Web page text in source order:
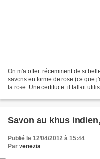
On m'a offert récemment de si
savons en forme de rose (ce que
la rose. Une certitude: il fallait
Savon au khus
Publié le 12/04/2012 à 15:44
Par venezia